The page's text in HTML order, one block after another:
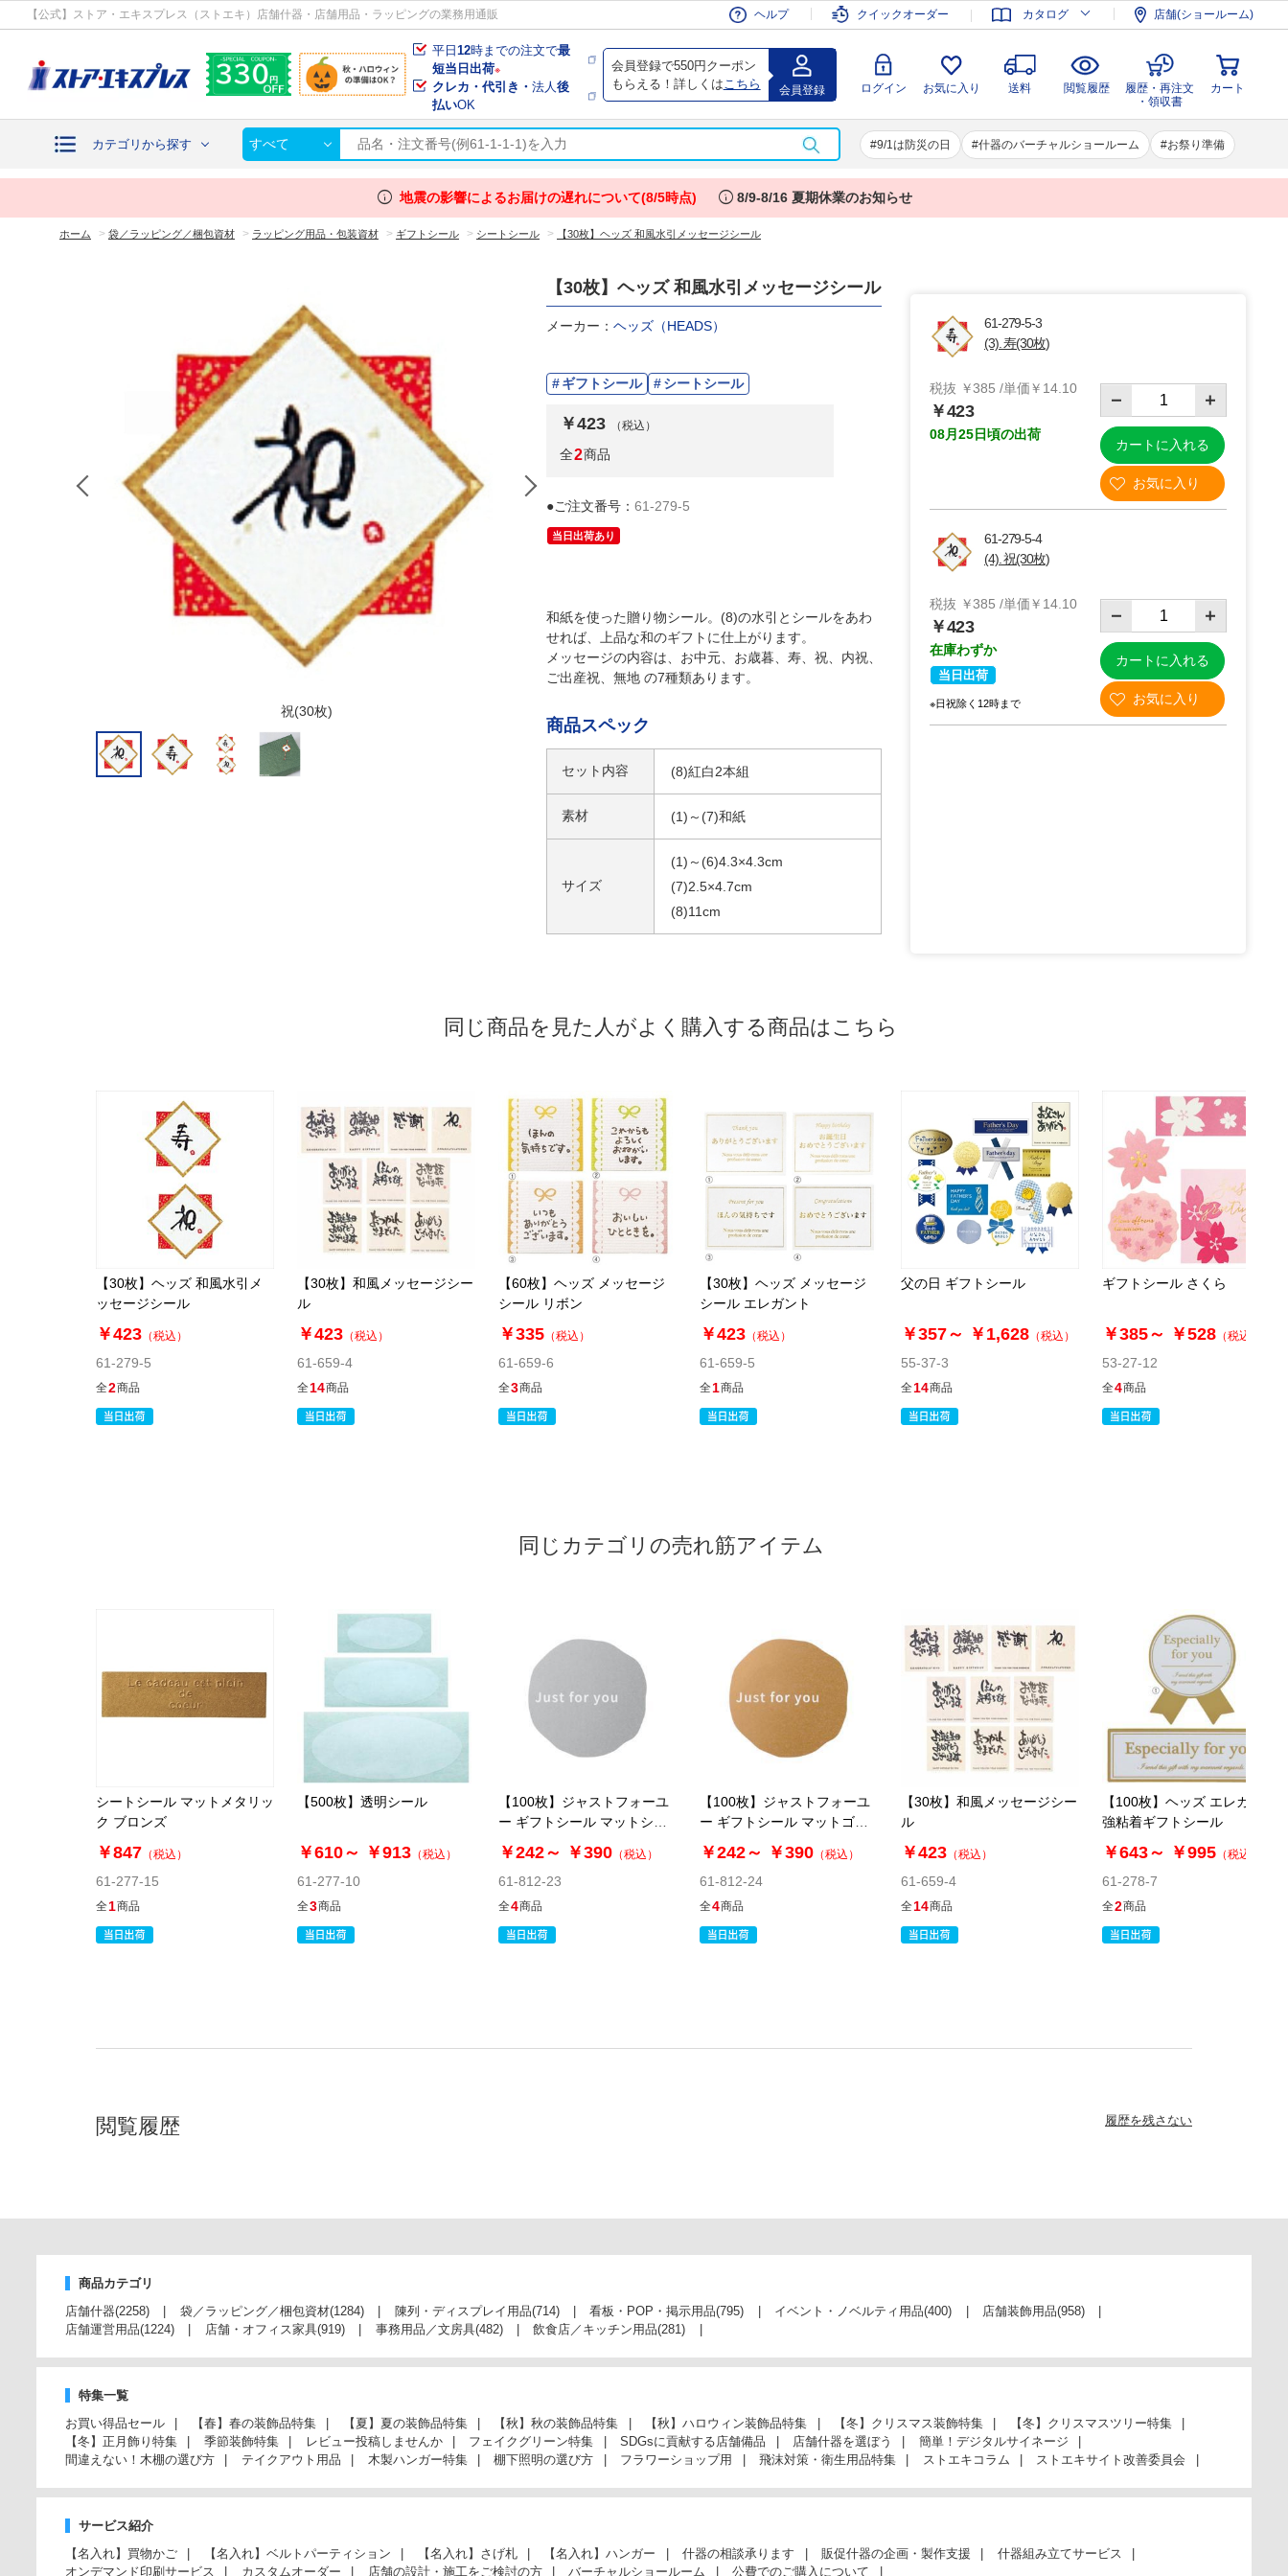
【公式】ストア・エキスプレス（ストエキ）店舗什器・店舗用品・ラッピングの業務用通販 ヘルプ クイックオーダー カタログ 店舗(ショールーム)
平日12時までの注文で最
短当日出荷※
クレカ・代引き・法人後
払いOK
会員登録で550円クーポン
もらえる！詳しくは こちら 会員登録 ログイン お気に入り 送料 閲覧履歴
履歴・再注文
・領収書
カート
カテゴリから探す すべて 9/1は防災の日 什器のバーチャルショールーム お祭り準備
会員登録 ログイン お気に入り 送料 閲覧履歴
履歴・再注文
・領収書
カート
info 地震の影響によるお届けの遅れについて(8/5時点) info 8/9-8/16 夏期休業のお知らせ
ホーム > 袋／ラッピング／梱包資材 > ラッピング用品・包装資材 > ギフトシール > シートシール > 【30枚】ヘッズ 和風水引メッセージシール
祝(30枚)
【30枚】ヘッズ 和風水引メッセージシール
メーカー： ヘッズ（HEADS）
ギフトシール シートシール
￥423 （税込）
全2商品
●ご注文番号： 61-279-5
当日出荷あり
和紙を使った贈り物シール。(8)の水引とシールをあわ
せれば、上品な和のギフトに仕上がります。
メッセージの内容は、お中元、お歳暮、寿、祝、内祝、
ご出産祝、無地 の7種類あります。
商品スペック
セット内容 (8)紅白2本組
素材 (1)～(7)和紙
サイズ
(1)～(6)4.3×4.3cm
(7)2.5×4.7cm
(8)11cm
61-279-5-3
(3). 寿(30枚)
税抜 ￥385 /単価￥14.10
￥423
08月25日頃の出荷
カートに入れる
61-279-5-4
(4). 祝(30枚)
税抜 ￥385 /単価￥14.10
￥423
在庫わずか
当日出荷
※日祝除く12時まで
カートに入れる
同じ商品を見た人がよく購入する商品はこちら
【30枚】ヘッズ 和風水引メ
ッセージシール
￥423 （税込）
61-279-5
全2商品
【30枚】和風メッセージシー
ル
￥423 （税込）
61-659-4
全14商品
【60枚】ヘッズ メッセージ
シール リボン
￥335 （税込）
61-659-6
全3商品
【30枚】ヘッズ メッセージ
シール エレガント
￥423 （税込）
61-659-5
全1商品
父の日 ギフトシール
￥357～ ￥1,628 （税込）
55-37-3
全14商品
ギフトシール さくら
￥385～ ￥528 （税込）
53-27-12
全4商品
同じカテゴリの売れ筋アイテム
シートシール マットメタリッ
ク ブロンズ
￥847 （税込）
61-277-15
全1商品
【500枚】透明シール
￥610～ ￥913 （税込）
61-277-10
全3商品
【100枚】ジャストフォーユ
ー ギフトシール マットシル
バー
￥242～ ￥390 （税込）
61-812-23
全4商品
【100枚】ジャストフォーユ
ー ギフトシール マットゴー
ルド
￥242～ ￥390 （税込）
61-812-24
全4商品
【30枚】和風メッセージシー
ル
￥423 （税込）
61-659-4
全14商品
【100枚】ヘッズ エレガント
強粘着ギフトシール
￥643～ ￥995 （税込）
61-278-7
全2商品
閲覧履歴 履歴を残さない
商品カテゴリ
店舗什器(2258) 袋／ラッピング／梱包資材(1284) 陳列・ディスプレイ用品(714) 看板・POP・掲示用品(795) イベント・ノベルティ用品(400) 店舗装飾用品(958)
店舗運営用品(1224) 店舗・オフィス家具(919) 事務用品／文房具(482) 飲食店／キッチン用品(281)
特集一覧
お買い得品セール
【春】春の装飾品特集 【夏】夏の装飾品特集 【秋】秋の装飾品特集 【秋】ハロウィン装飾品特集 【冬】クリスマス装飾特集
【冬】クリスマスツリー特集
【冬】正月飾り特集
季節装飾特集 レビュー投稿しませんか フェイクグリーン特集 SDGsに貢献する店舗備品 店舗什器を選ぼう
簡単！デジタルサイネージ
間違えない！木棚の選び方
テイクアウト用品 木製ハンガー特集 棚下照明の選び方 フラワーショップ用 飛沫対策・衛生用品特集 ストエキコラム ストエキサイト改善委員会
サービス紹介
【名入れ】買物かご
【名入れ】ベルトパーティション 【名入れ】さげ札 【名入れ】ハンガー 什器の相談承ります 販促什器の企画・製作支援
什器組み立てサービス
オンデマンド印刷サービス
カスタムオーダー 店舗の設計・施工をご検討の方 バーチャルショールーム 公費でのご購入について